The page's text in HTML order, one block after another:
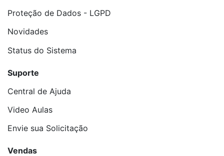
Proteção de Dados - LGPD
Novidades
Status do Sistema
Suporte
Central de Ajuda
Video Aulas
Envie sua Solicitação
Vendas